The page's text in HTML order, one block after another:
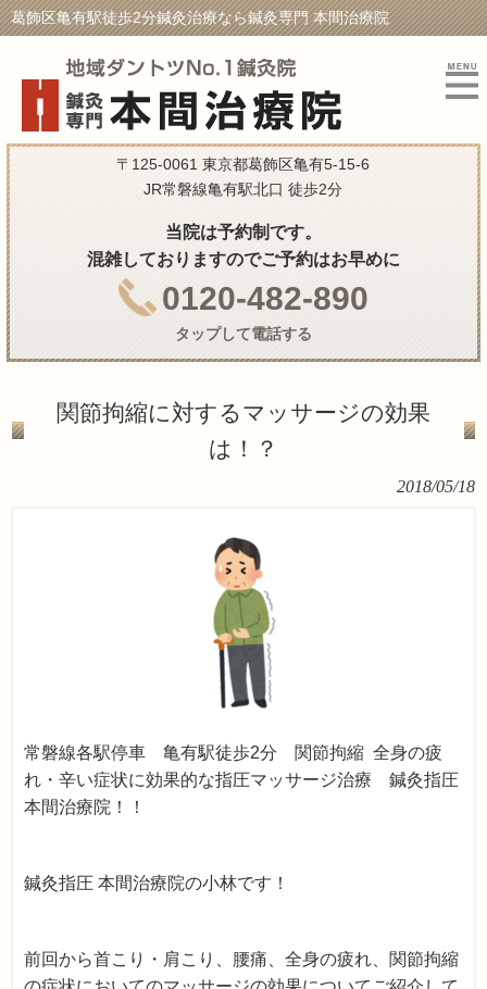
葛飾区亀有駅徒歩2分鍼灸治療なら鍼灸専門 本間治療院
〒125-0061 東京都葛飾区亀有5-15-6
JR常磐線亀有駅北口 徒歩2分
当院は予約制です。
混雑しておりますのでご予約はお早めに
0120-482-890
タップして電話する
関節拘縮に対するマッサージの効果
は！？
2018/05/18
常磐線各駅停車 亀有駅徒歩2分 関節拘縮 全身の疲
れ・辛い症状に効果的な指圧マッサージ治療 鍼灸指圧
本間治療院！！
鍼灸指圧 本間治療院の小林です！
前回から首こり・肩こり、腰痛、全身の疲れ、関節拘縮